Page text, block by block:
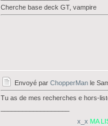
Cherche base deck GT, vampire
Envoyé par ChopperMan le
Tu as de mes recherches e hors-
x_x MA